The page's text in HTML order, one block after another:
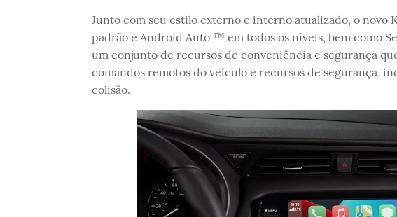
Junto com seu estilo externo e interno atualizado, o novo
padrão e Android Auto ™ em todos os níveis, bem como
um conjunto de recursos de conveniência e segurança
comandos remotos do veículo e recursos de segurança,
colisão.